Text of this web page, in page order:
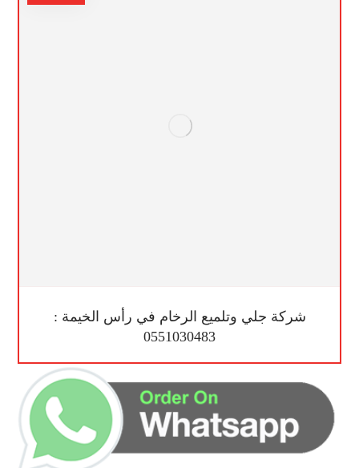
شركة جلي وتلميع الرخام في رأس الخيمة :
0551030483